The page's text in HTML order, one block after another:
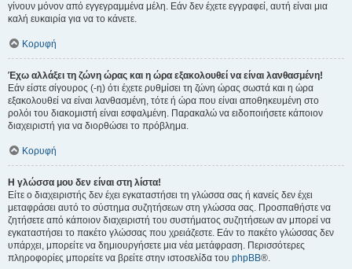
γίνουν μόνον από εγγεγραμμένα μέλη. Εάν δεν έχετε εγγραφεί, αυτή είναι μια
καλή ευκαιρία για να το κάνετε.
Κορυφή
Έχω αλλάξει τη ζώνη ώρας και η ώρα εξακολουθεί να είναι λανθασμένη!
Εάν είστε σίγουρος (-η) ότι έχετε ρυθμίσει τη ζώνη ώρας σωστά και η ώρα
εξακολουθεί να είναι λανθασμένη, τότε ή ώρα που είναι αποθηκευμένη στο
ρολόι του διακομιστή είναι εσφαλμένη. Παρακαλώ να ειδοποιήσετε κάποιον
διαχειριστή για να διορθώσει το πρόβλημα.
Κορυφή
Η γλώσσα μου δεν είναι στη λίστα!
Είτε ο διαχειριστής δεν έχει εγκαταστήσει τη γλώσσα σας ή κανείς δεν έχει
μεταφράσει αυτό το σύστημα συζητήσεων στη γλώσσα σας. Προσπαθήστε να
ζητήσετε από κάποιον διαχειριστή του συστήματος συζητήσεων αν μπορεί να
εγκαταστήσει το πακέτο γλώσσας που χρειάζεστε. Εάν το πακέτο γλώσσας δεν
υπάρχει, μπορείτε να δημιουργήσετε μια νέα μετάφραση. Περισσότερες
πληροφορίες μπορείτε να βρείτε στην ιστοσελίδα του phpBB®.